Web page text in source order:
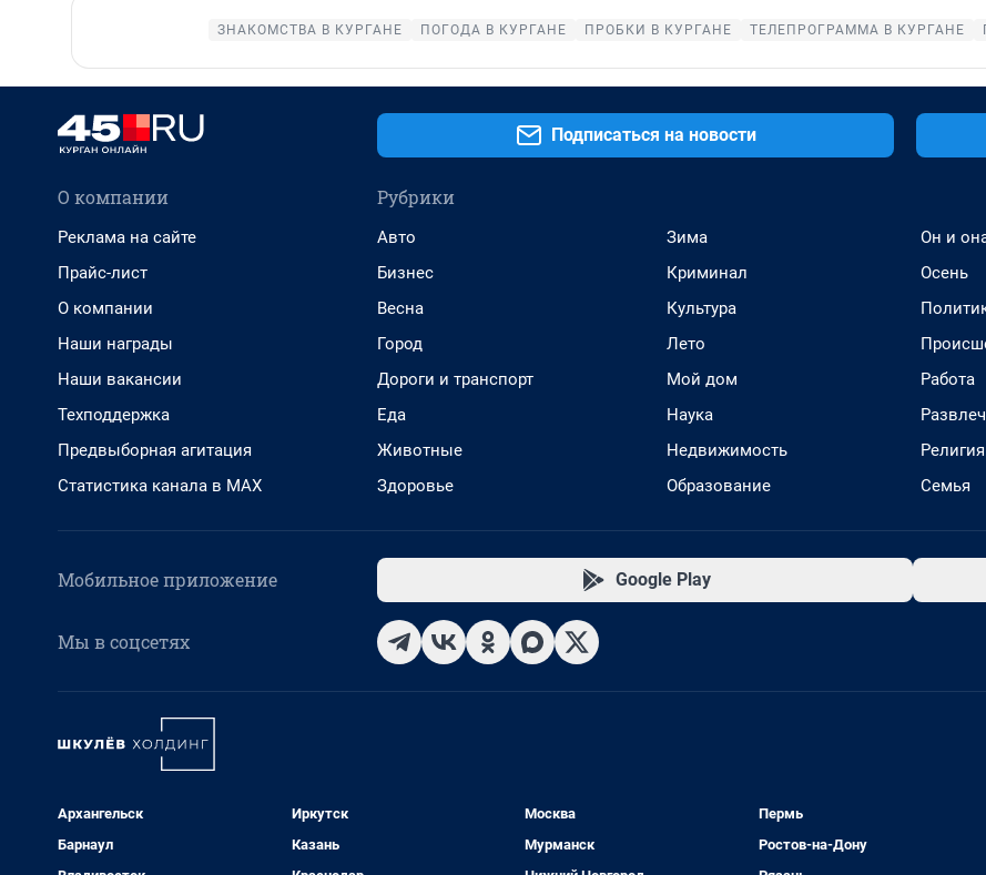
ЗНАКОМСТВА В КУРГАНЕ ПОГОДА В КУРГАНЕ ПРОБКИ В КУРГАНЕ ТЕЛЕПРОГРАММА В КУРГАНЕ
Подписаться на новости
О компании
Реклама на сайте
Прайс-лист
О компании
Наши награды
Наши вакансии
Техподдержка
Предвыборная агитация
Статистика канала в MAX
Рубрики
Авто
Бизнес
Весна
Город
Дороги и транспорт
Еда
Животные
Здоровье
Зима
Криминал
Культура
Лето
Мой дом
Наука
Недвижимость
Образование
Он и
Осень
Работа
Религия
Семья
Мобильное приложение Google Play
Мы в соцсетях
Архангельск
Барнаул
Иркутск
Казань
Москва
Мурманск
Пермь
Ростов-на-Дону